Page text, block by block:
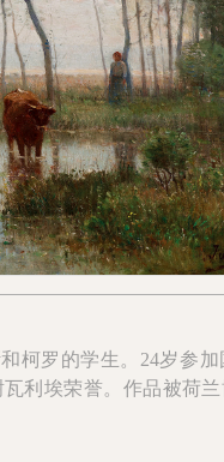
罗的学生。24岁参加
利埃荣誉。作品被荷